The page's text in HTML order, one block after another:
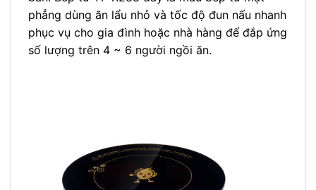
phẳng dùng ăn lẩu nhỏ và tốc độ đun nấu nhanh
phục vụ cho gia đình hoặc nhà hàng để đắp ứng
số lượng trên 4 ~ 6 người ngồi ăn.